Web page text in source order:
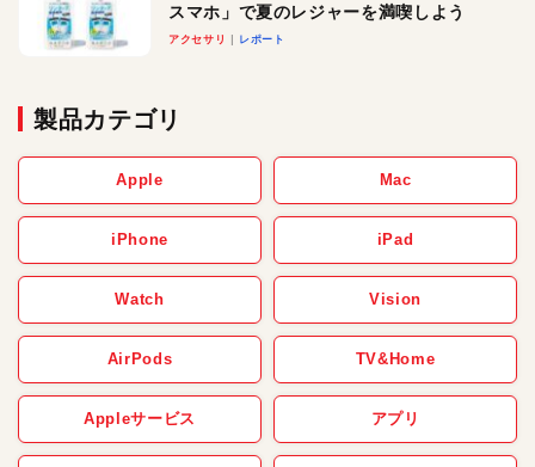
スマホ」で夏のレジャーを満喫しよう
アクセサリ レポート
製品カテゴリ
Apple Mac
iPhone iPad
Watch Vision
AirPods TV&Home
Appleサービス アプリ